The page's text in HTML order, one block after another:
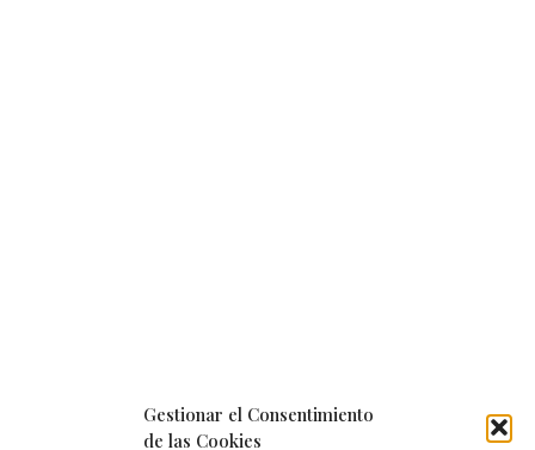
Gestionar el Consentimiento
de las Cookies